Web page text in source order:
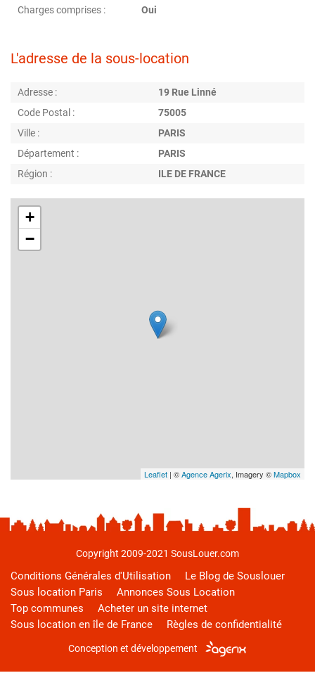
Charges comprises :
Oui
L'adresse de la sous-location
Adresse :
19 Rue Linné
Code Postal :
75005
Ville :
PARIS
Département :
PARIS
Région :
ILE DE FRANCE
+
−
Leaflet | ©Agence Agerix, Imagery ©Mapbox
Copyright 2009-2021 SousLouer.com
Conditions Générales d'Utilisation
Le Blog de Souslouer
Sous location Paris
Annonces Sous Location
Top communes
Acheter un site internet
Sous location en île de France
Règles de confidentialité
Conception et développement